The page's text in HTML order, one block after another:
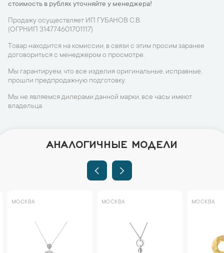
стоимость в рублях уточняйте у менеджера!
Продажу осуществляет ИП ГУБАНОВ С.В.
(ОГРНИП 314774601701117)
Товар находится на комиссии, в связи с этим просим заранее
договориться с менеджером о просмотре.
Мы гарантируем, что все изделия оригинальные, исправные,
прошли предпродажную подготовку.
Мы не являемся дилерами данной марки, все часы имеют
владельца.
АНАЛОГИЧНЫЕ МОДЕЛИ
МОСКВА МОСКВА МОСКВА